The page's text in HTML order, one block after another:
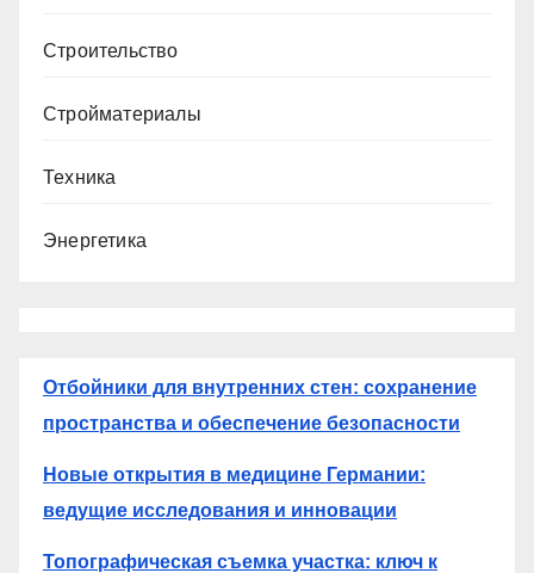
Строительство
Стройматериалы
Техника
Энергетика
Отбойники для внутренних стен: сохранение
пространства и обеспечение безопасности
Новые открытия в медицине Германии:
ведущие исследования и инновации
Топографическая съемка участка: ключ к